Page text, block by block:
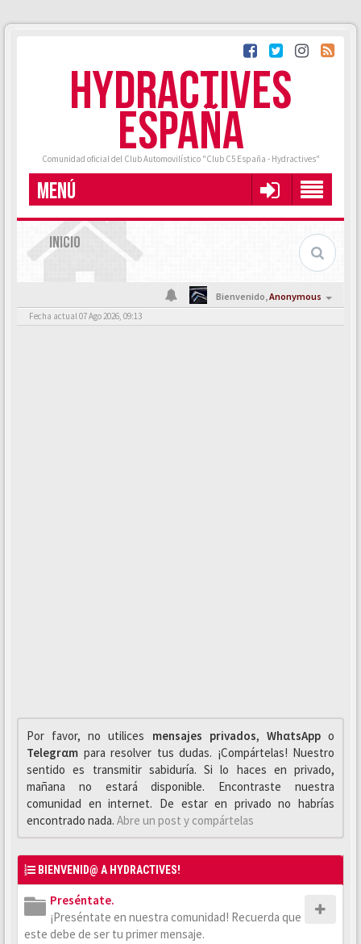
HYDRACTIVES
ESPAÑA
Comunidad oficial del Club Automovilístico "Club C5 España - Hydractives"
MENÚ
INICIO
Bienvenido,Anonymous
Fecha actual 07 Ago 2026, 09:13
Por favor, no utilices mensajes privados, WhαtsAppo
Telegrαm para resolver tus dudas. ¡Compártelas! Nuestro
sentido es transmitir sabiduría. Si lo haces en privado,
mañana no estará disponible. Encontraste nuestra
comunidad en internet. De estar en privado no habrías
encontrado nada. Abre un post y compártelas
BIENVENID@ A HYDRACTIVES!
Preséntate.
¡Preséntate en nuestra comunidad! Recuerda que
este debe de ser tu primer mensaje.